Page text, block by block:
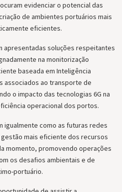
evidenciar o potencial das
de ambientes portuários mais
eficientes.
apresentadas soluções respeitantes
na monitorização
baseada em Inteligência
associados ao transporte de
o impacto das tecnologias 6G na
operacional dos portos.
igualmente como as futuras redes
mais eficiente dos recursos
momento, promovendo operações
os desafios ambientais e de
portuário.